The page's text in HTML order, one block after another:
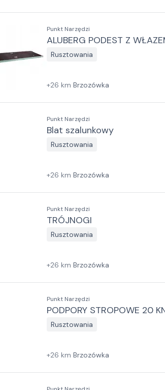
Punkt Narzędzi
ALUBERG PODEST Z
Rusztowania
+26 km Brzozówka
Punkt Narzędzi
Blat szalunkowy
Rusztowania
+26 km Brzozówka
Punkt Narzędzi
TRÓJNOGI
Rusztowania
+26 km Brzozówka
Punkt Narzędzi
PODPORY STROPOWE 20
Rusztowania
+26 km Brzozówka